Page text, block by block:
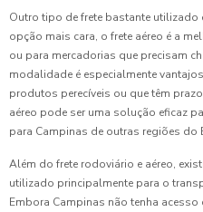
Outro tipo de frete bastante utilizado
opção mais cara, o frete aéreo é a
ou para mercadorias que precisam
modalidade é especialmente
produtos perecíveis ou que têm
aéreo pode ser uma solução eficaz
para Campinas de outras regiões do
Além do frete rodoviário e aéreo,
utilizado principalmente para o
Embora Campinas não tenha